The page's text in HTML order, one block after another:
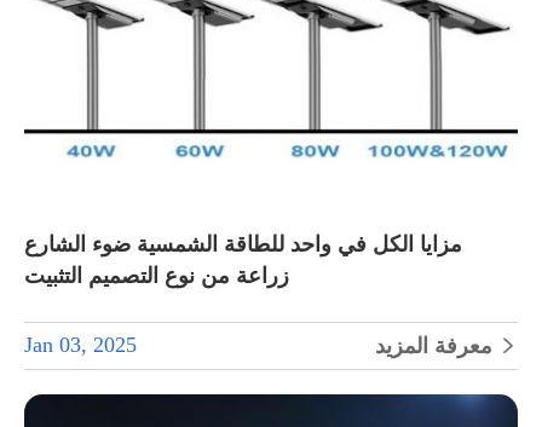
مزايا الكل في واحد للطاقة الشمسية ضوء الشارع
زراعة من نوع التصميم التثبيت
Jan 03, 2025 